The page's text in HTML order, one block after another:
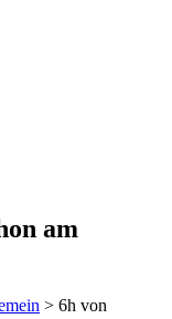
am
> 6h von